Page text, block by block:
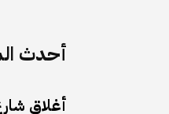
أحدث